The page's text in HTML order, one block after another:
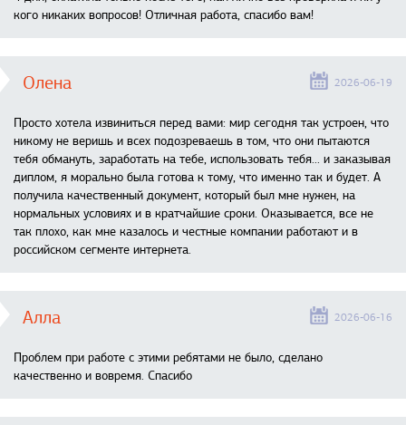
кого никаких вопросов! Отличная работа, спасибо вам!
Олена 2026-06-19
Просто хотела извиниться перед вами: мир сегодня так устроен, что
никому не веришь и всех подозреваешь в том, что они пытаются
тебя обмануть, заработать на тебе, использовать тебя... и заказывая
диплом, я морально была готова к тому, что именно так и будет. А
получила качественный документ, который был мне нужен, на
нормальных условиях и в кратчайшие сроки. Оказывается, все не
так плохо, как мне казалось и честные компании работают и в
российском сегменте интернета.
Алла 2026-06-16
Проблем при работе с этими ребятами не было, сделано
качественно и вовремя. Спасибо